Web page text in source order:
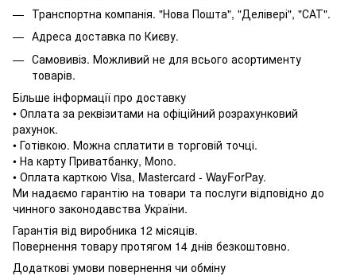
Транспортна компанія. "Нова Пошта", "Делівері", "САТ".
Адреса доставка по Києву.
Самовивіз. Можливий не для всього асортименту
товарів.
Більше інформації про доставку
• Оплата за реквізитами на офіційний розрахунковий
рахунок.
• Готівкою. Можна сплатити в торговій точці.
• На карту Приватбанку, Mono.
• Оплата карткою Visa, Mastercard - WayForPay.
Ми надаємо гарантію на товари та послуги відповідно до
чинного законодавства України.
Гарантія від виробника 12 місяців.
Повернення товару протягом 14 днів безкоштовно.
Додаткові умови повернення чи обміну